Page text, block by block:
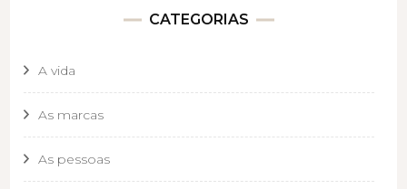
CATEGORIAS
A vida
As marcas
As pessoas